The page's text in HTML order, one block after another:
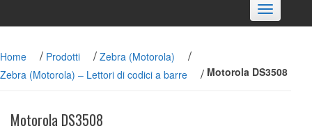
Toggle
navigation
Home / Prodotti / Zebra (Motorola) /
Zebra (Motorola) – Lettori di codici a barre / Motorola DS3508
Motorola DS3508